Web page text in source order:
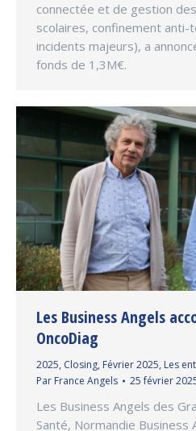
connectée et de gestion
scolaires, confinement
incidents majeurs), a
fonds de 1,3M€.
Les Business Angels
OncoDiag
2025, Closing, Février 2025, Les
Par France Angels 25 février
Les Business Angels des
Santé, Normandie Business